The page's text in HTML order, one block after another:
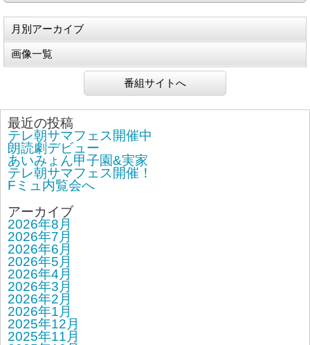
月別アーカイブ
画像一覧
番組サイトへ
最近の投稿
テレ朝サマフェス開催中
朗読劇デビュー
あいみょん甲子園&実家
テレ朝サマフェス開催！
Fミュ内覧会へ
アーカイブ
2026年8月
2026年7月
2026年6月
2026年5月
2026年4月
2026年3月
2026年2月
2026年1月
2025年12月
2025年11月